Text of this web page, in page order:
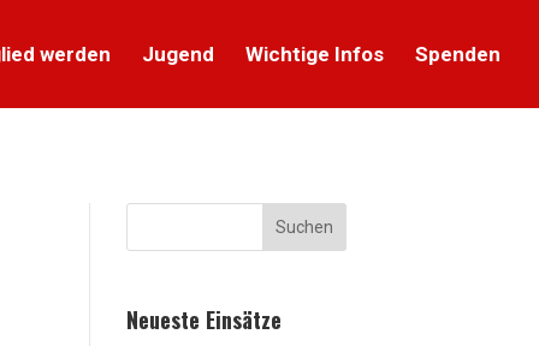
werden Jugend Wichtige Infos Spenden
Suchen
Neueste Einsätze